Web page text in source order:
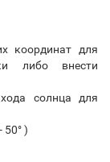
координат для
либо внести
солнца для
)